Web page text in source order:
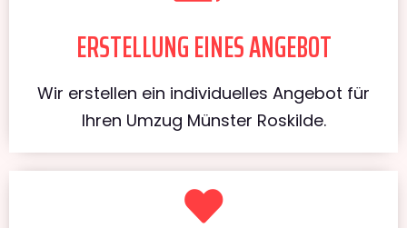
ERSTELLUNG EINES ANGEBOT
Wir erstellen ein individuelles Angebot für
Ihren Umzug Münster Roskilde.